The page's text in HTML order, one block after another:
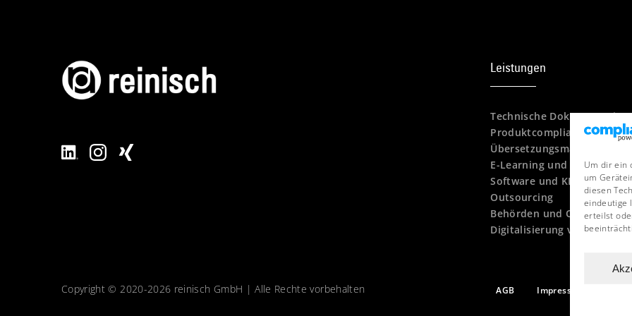
Um dir ein
um
diesen
eindeutige
erteilst
Leistungen
Technische Dokumentation
Produktcompliance
Übersetzungsmanagement
E-Learning und Schulungen
Software und KI-Tools
Outsourcing
Behörden und
Digitalisierung von
Copyright © 2020-2026 reinisch GmbH | Alle Rechte vorbehalten AGB Impressum